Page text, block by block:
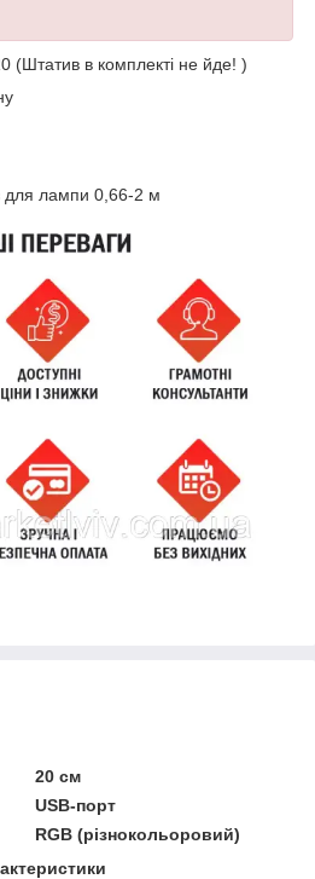
(Штатив в комплекті не йде! )
для лампи 0,66-2 м
20 см
USB-порт
RGB (різнокольоровий)